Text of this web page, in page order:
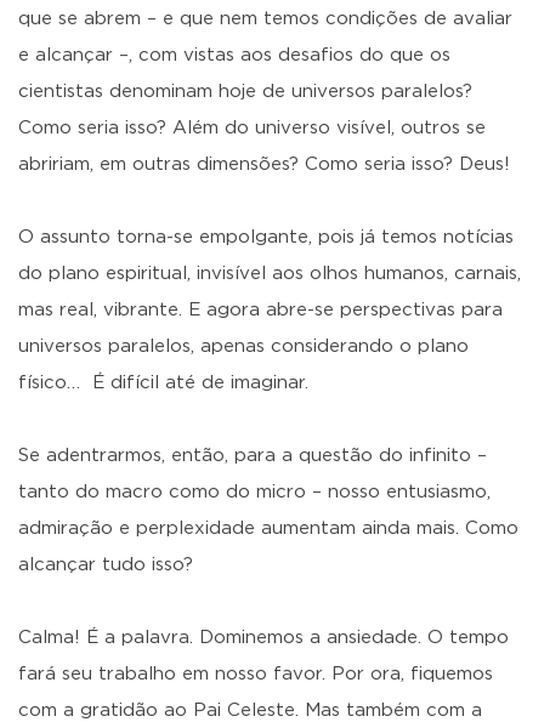
que se abrem – e que nem temos condições de avaliar
e alcançar –, com vistas aos desafios do que os
cientistas denominam hoje de universos paralelos?
Como seria isso? Além do universo visível, outros se
abririam, em outras dimensões? Como seria isso? Deus!
O assunto torna-se empolgante, pois já temos notícias
do plano espiritual, invisível aos olhos humanos, carnais,
mas real, vibrante. E agora abre-se perspectivas para
universos paralelos, apenas considerando o plano
físico… É difícil até de imaginar.
Se adentrarmos, então, para a questão do infinito –
tanto do macro como do micro – nosso entusiasmo,
admiração e perplexidade aumentam ainda mais. Como
alcançar tudo isso?
Calma! É a palavra. Dominemos a ansiedade. O tempo
fará seu trabalho em nosso favor. Por ora, fiquemos
com a gratidão ao Pai Celeste. Mas também com a